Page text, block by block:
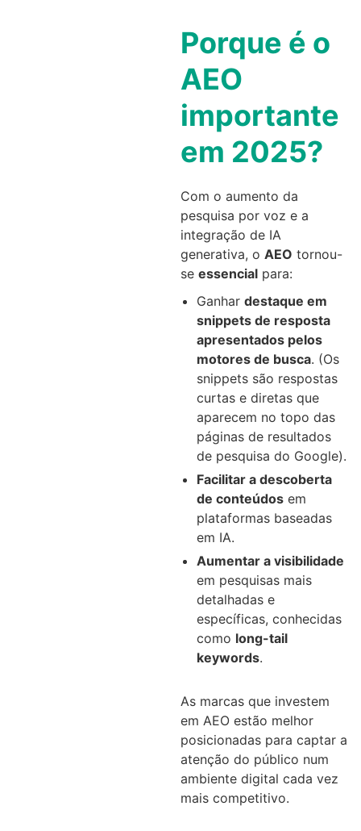
Porque é o
AEO
importante
em 2025?
Com o aumento da
pesquisa por voz e a
integração de IA
generativa, o AEO tornou-
se essencial para:
Ganhar destaque em
snippets de resposta
apresentados pelos
motores de busca. (Os
snippets são respostas
curtas e diretas que
aparecem no topo das
páginas de resultados
de pesquisa do Google).
Facilitar a descoberta
de conteúdos em
plataformas baseadas
em IA.
Aumentar a visibilidade
em pesquisas mais
detalhadas e
específicas, conhecidas
como long-tail
keywords.
As marcas que investem
em AEO estão melhor
posicionadas para captar a
atenção do público num
ambiente digital cada vez
mais competitivo.